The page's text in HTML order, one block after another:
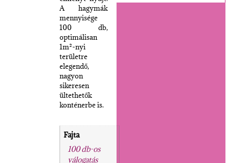
A hagymák
mennyisége
100 db,
optimálisan
1m²-nyi
területre
elegendő,
nagyon
sikeresen
ültethetők
konténerbe is.
Fajta
100 db-os
válogatás